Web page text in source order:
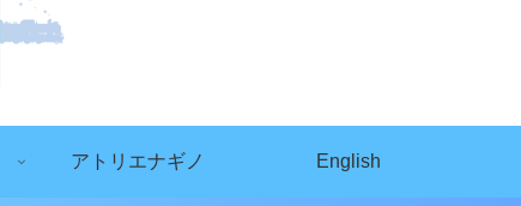
アトリエナギノ English